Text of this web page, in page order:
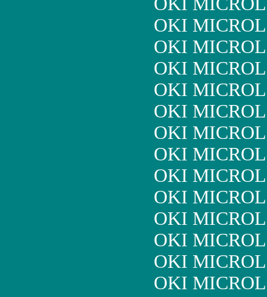
OKI
OKI
OKI
OKI
OKI
OKI
OKI
OKI
OKI
OKI
OKI
OKI
OKI